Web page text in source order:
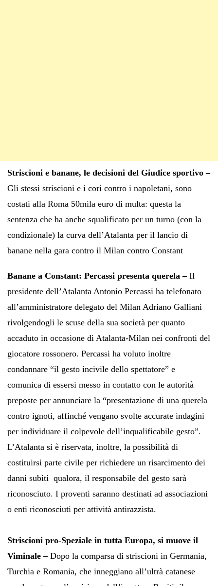
Striscioni e banane, le decisioni del Giudice sportivo –
Gli stessi striscioni e i cori contro i napoletani, sono
costati alla Roma 50mila euro di multa: questa la
sentenza che ha anche squalificato per un turno (con la
condizionale) la curva dell’Atalanta per il lancio di
banane nella gara contro il Milan contro Constant
Banane a Constant: Percassi presenta querela – Il
presidente dell’Atalanta Antonio Percassi ha telefonato
all’amministratore delegato del Milan Adriano Galliani
rivolgendogli le scuse della sua società per quanto
accaduto in occasione di Atalanta-Milan nei confronti del
giocatore rossonero. Percassi ha voluto inoltre
condannare “il gesto incivile dello spettatore” e
comunica di essersi messo in contatto con le autorità
preposte per annunciare la “presentazione di una querela
contro ignoti, affinché vengano svolte accurate indagini
per individuare il colpevole dell’inqualificabile gesto”.
L’Atalanta si è riservata, inoltre, la possibilità di
costituirsi parte civile per richiedere un risarcimento dei
danni subiti qualora, il responsabile del gesto sarà
riconosciuto. I proventi saranno destinati ad associazioni
o enti riconosciuti per attività antirazzista.
Striscioni pro-Speziale in tutta Europa, si muove il
Viminale –Dopo la comparsa di striscioni in Germania,
Turchia e Romania, che inneggiano all’ultrà catanese